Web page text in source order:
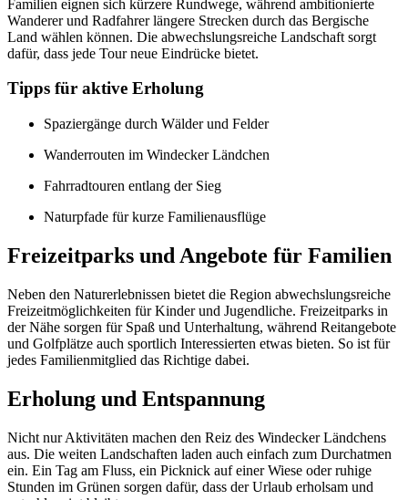
Familien eignen sich kürzere Rundwege, während ambitionierte
Wanderer und Radfahrer längere Strecken durch das Bergische
Land wählen können. Die abwechslungsreiche Landschaft sorgt
dafür, dass jede Tour neue Eindrücke bietet.
Tipps für aktive Erholung
Spaziergänge durch Wälder und Felder
Wanderrouten im Windecker Ländchen
Fahrradtouren entlang der Sieg
Naturpfade für kurze Familienausflüge
Freizeitparks und Angebote für Familien
Neben den Naturerlebnissen bietet die Region abwechslungsreiche
Freizeitmöglichkeiten für Kinder und Jugendliche. Freizeitparks in
der Nähe sorgen für Spaß und Unterhaltung, während Reitangebote
und Golfplätze auch sportlich Interessierten etwas bieten. So ist für
jedes Familienmitglied das Richtige dabei.
Erholung und Entspannung
Nicht nur Aktivitäten machen den Reiz des Windecker Ländchens
aus. Die weiten Landschaften laden auch einfach zum Durchatmen
ein. Ein Tag am Fluss, ein Picknick auf einer Wiese oder ruhige
Stunden im Grünen sorgen dafür, dass der Urlaub erholsam und